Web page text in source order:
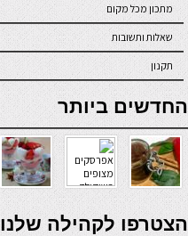
מתכון מכל מקום
שאלות ותשובות
תקנון
online casino
החדשים ביותר
verde casino
הצטרפו לקהילה שלנו